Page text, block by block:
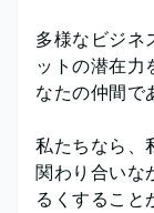
多様なビジネ
ットの潜在力
なたの仲間で
私たちなら、
関わり合いな
るくすること